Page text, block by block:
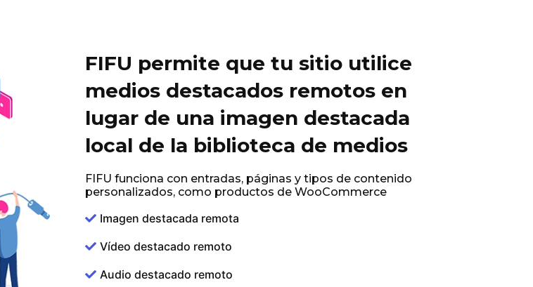
FIFU permite que tu sitio utilice
medios destacados remotos en
lugar de una imagen destacada
local de la biblioteca de medios
FIFU funciona con entradas, páginas y tipos de contenido
personalizados, como productos de WooCommerce
Imagen destacada remota
Vídeo destacado remoto
Audio destacado remoto